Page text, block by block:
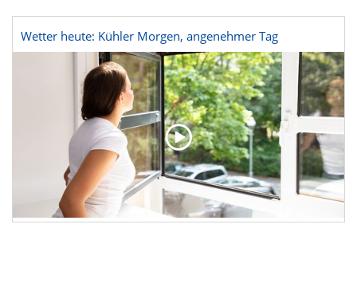
Wetter heute: Kühler Morgen, angenehmer Tag